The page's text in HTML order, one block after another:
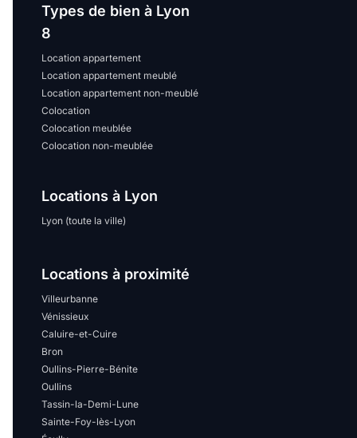
Types de bien à Lyon
8
Location appartement
Location appartement meublé
Location appartement non-meublé
Colocation
Colocation meublée
Colocation non-meublée
Locations à Lyon
Lyon (toute la ville)
Locations à proximité
Villeurbanne
Vénissieux
Caluire-et-Cuire
Bron
Oullins-Pierre-Bénite
Oullins
Tassin-la-Demi-Lune
Sainte-Foy-lès-Lyon